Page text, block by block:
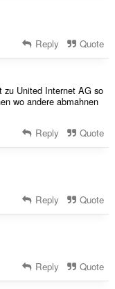
Reply Quote
zu United Internet AG so
wo andere abmahnen
Reply Quote
Reply Quote
Reply Quote